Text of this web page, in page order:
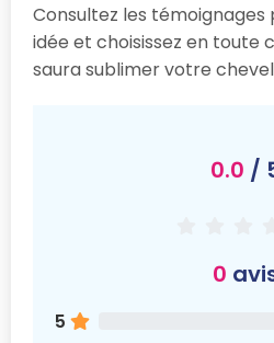
Consultez les témoignages
idée et choisissez en toute
saura sublimer votre
0.0 /
0
5